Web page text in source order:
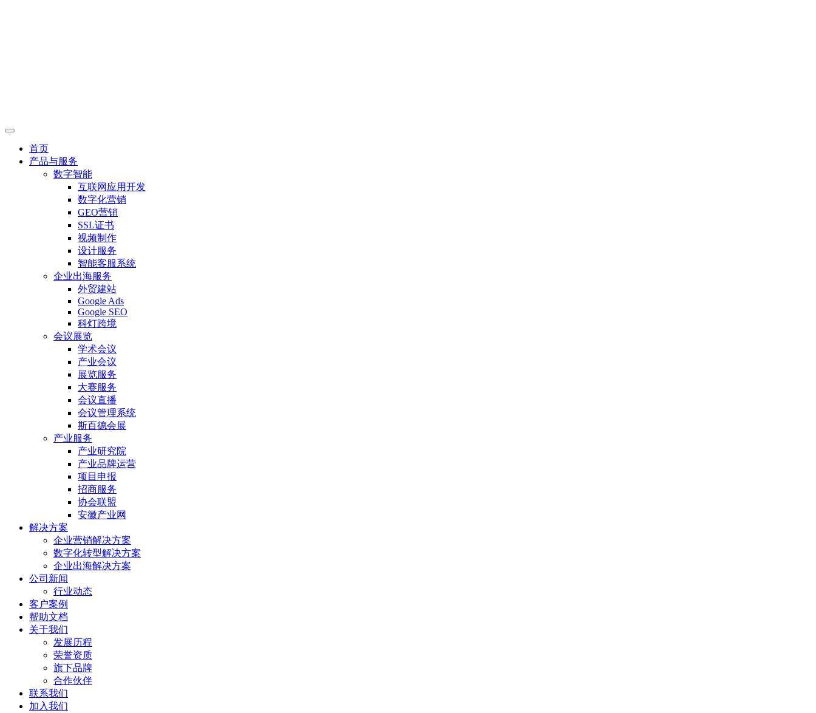
首页
产品与服务
数字智能
互联网应用开发
数字化营销
GEO营销
SSL证书
视频制作
设计服务
智能客服系统
企业出海服务
外贸建站
Google Ads
Google SEO
科灯跨境
会议展览
学术会议
产业会议
展览服务
大赛服务
会议直播
会议管理系统
斯百德会展
产业服务
产业研究院
产业品牌运营
项目申报
招商服务
协会联盟
安徽产业网
解决方案
企业营销解决方案
数字化转型解决方案
企业出海解决方案
公司新闻
行业动态
客户案例
帮助文档
关于我们
发展历程
荣誉资质
旗下品牌
合作伙伴
联系我们
加入我们